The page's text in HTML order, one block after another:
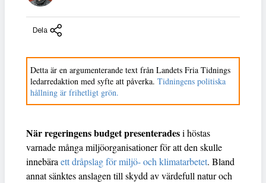
Dela
Detta är en argumenterande text från Landets Fria Tidnings
ledarredaktion med syfte att påverka. Tidningens politiska
hållning är frihetligt grön.
När regeringens budget presenteradesi höstas
varnade många miljöorganisationer för att den skulle
innebäraett dråpslag för miljö- och klimatarbetet. Bland
annat sänktes anslagen till skydd av värdefull natur och